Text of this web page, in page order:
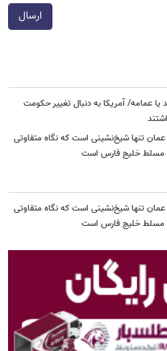
ارسال
یا عمامه/ آمریکا به دنبال تغییر حکومت
تنها شیخ‌نشینی است که نگاه متفاوتی
مسلط خلیج فارس است
تنها شیخ‌نشینی است که نگاه متفاوتی
مسلط خلیج فارس است